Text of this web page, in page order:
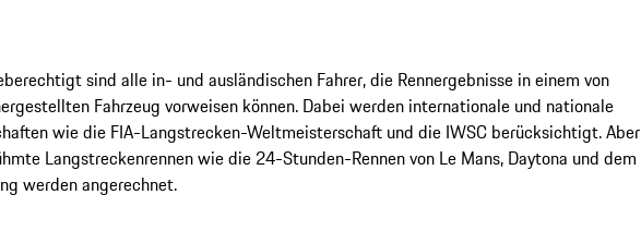
sind alle in- und ausländischen Fahrer, die Rennergebnisse in einem von
Fahrzeug vorweisen können. Dabei werden internationale und nationale
wie die FIA-Langstrecken-Weltmeisterschaft und die IWSC berücksichtigt. Aber
Langstreckenrennen wie die 24-Stunden-Rennen von Le Mans, Daytona und dem
werden angerechnet.